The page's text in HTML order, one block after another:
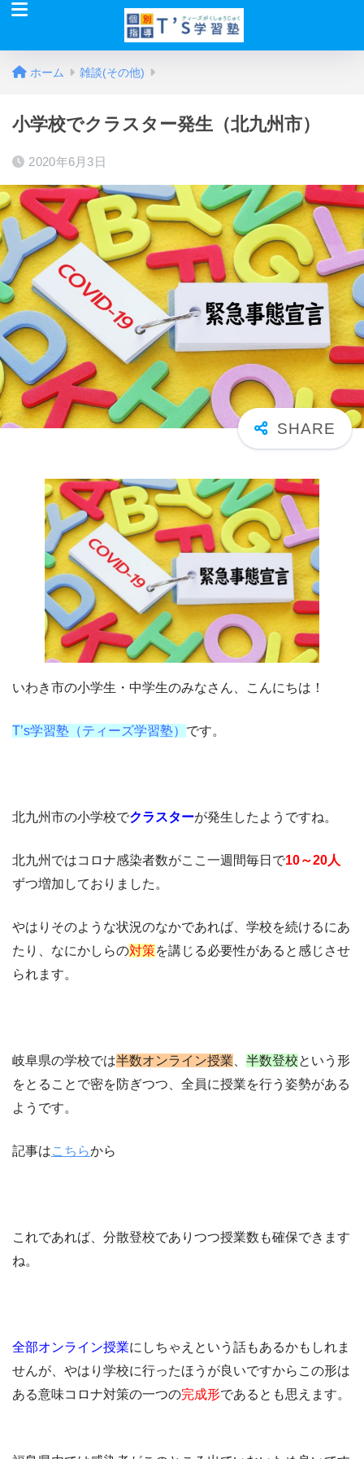
ホーム 雑談(その他)
小学校でクラスター発生（北九州市）
2020年6月3日
いわき市の小学生・中学生のみなさん、こんにちは！
T’s学習塾（ティーズ学習塾） です。
北九州市の小学校でクラスターが発生したようですね。
北九州ではコロナ感染者数がここ一週間毎日で10～20人
ずつ増加しておりました。
やはりそのような状況のなかであれば、学校を続けるにあ
たり、なにかしらの対策を講じる必要性があると感じさせ
られます。
岐阜県の学校では半数オンライン授業 半数登校という形
をとることで密を防ぎつつ、全員に授業を行う姿勢がある
ようです。
記事はこちらから
これであれば、分散登校でありつつ授業数も確保できます
ね。
全部オンライン授業にしちゃえという話もあるかもしれま
せんが、やはり学校に行ったほうが良いですからこの形は
ある意味コロナ対策の一つの完成形であるとも思えます。